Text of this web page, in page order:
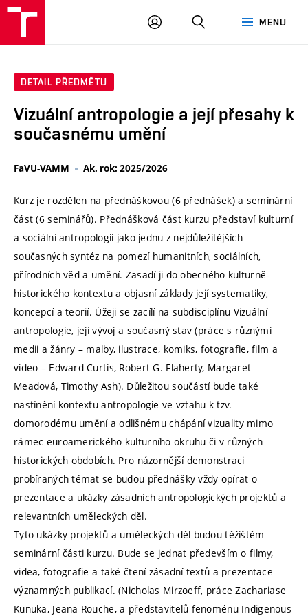
MENU
PŘIHLÁSIT
DETAIL PŘEDMĚTU
Vizuální antropologie a její přesahy k
současnému umění
FaVU-VAMM Ak. rok: 2025/2026
Kurz je rozdělen na přednáškovou (6 přednášek) a seminární
část (6 seminářů). Přednášková část kurzu představí kulturní
a sociální antropologii jako jednu z nejdůležitějších
současných syntéz na pomezí humanitních, sociálních,
přírodních věd a umění. Zasadí ji do obecného kulturně-
historického kontextu a objasní základy její systematiky,
koncepcí a teorií. Úžeji se zacílí na subdisciplínu Vizuální
antropologie, její vývoj a současný stav (práce s různými
medii a žánry – malby, ilustrace, komiks, fotografie, film a
video – Edward Curtis, Robert G. Flaherty, Margaret
Meadová, Timothy Ash). Důležitou součástí bude také
nastínění kontextu antropologie ve vztahu k tzv.
domorodému umění a odlišnému chápání vizuality mimo
rámec euroamerického kulturního okruhu či v různých
historických obdobích. Pro názornější demonstraci
probíraných témat se budou přednášky vždy opírat o
prezentace a ukázky zásadních antropologických projektů a
relevantních uměleckých děl.
Tyto ukázky projektů a uměleckých děl budou těžištěm
seminární části kurzu. Bude se jednat především o filmy,
videa, fotografie a také čtení zásadní textů a prezentace
významných publikací. (Nicholas Mirzoeff, práce Zachariase
Kunuka, Jeana Rouche, a představitelů fenoménu Indigenous